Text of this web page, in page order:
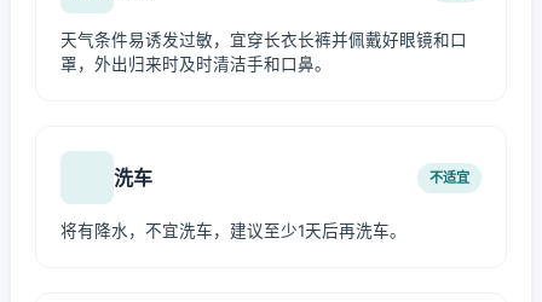
天气条件易诱发过敏，宜穿长衣长裤并佩戴好眼镜和口
罩，外出归来时及时清洁手和口鼻。
洗车 不适宜
将有降水，不宜洗车，建议至少1天后再洗车。